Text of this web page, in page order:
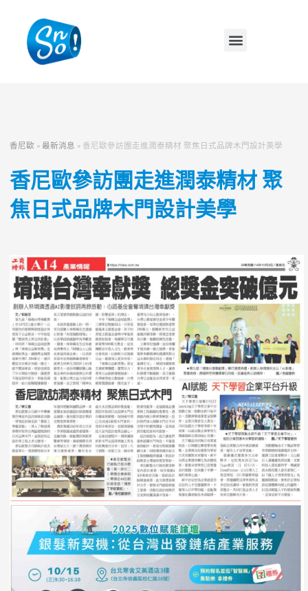
香尼歐 » 最新消息 » 香尼歐參訪團走進潤泰精材 聚焦日式品牌木門設計美學
香尼歐參訪團走進潤泰精材 聚
焦日式品牌木門設計美學